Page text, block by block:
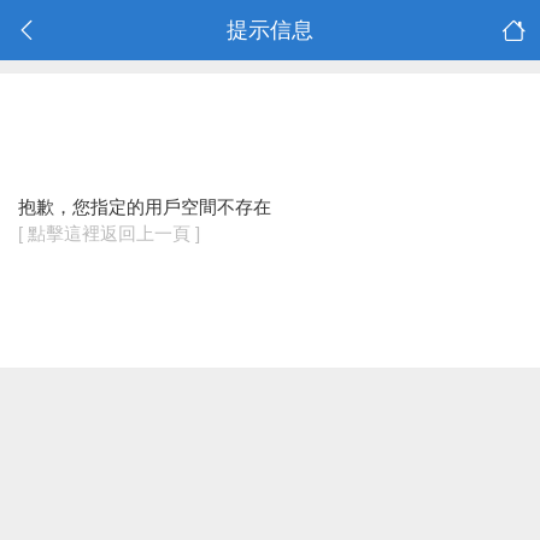
提示信息
抱歉，您指定的用戶空間不存在
[ 點擊這裡返回上一頁 ]